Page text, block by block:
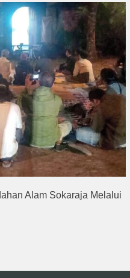
Alam Sokaraja Melalui